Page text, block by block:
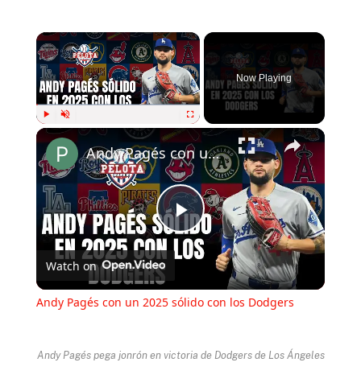
Play Unmute Fullscreen
Now Playing
Play
Video
Andy Pagés con un 2025 sólido con los Dodgers
Watch on
Andy Pagés con un 2025 sólido con los Dodgers
Andy Pagés pega jonrón en victoria de Dodgers de Los Ángeles